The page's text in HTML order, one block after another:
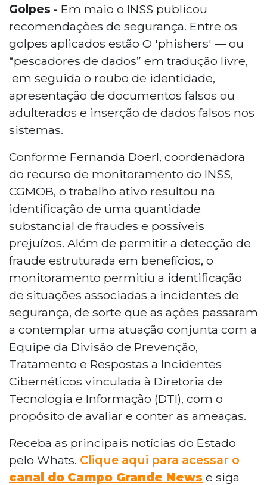
Golpes - Em maio o INSS publicou
recomendações de segurança. Entre os
golpes aplicados estão O 'phishers' — ou
“pescadores de dados” em tradução livre,
em seguida o roubo de identidade,
apresentação de documentos falsos ou
adulterados e inserção de dados falsos nos
sistemas.
Conforme Fernanda Doerl, coordenadora
do recurso de monitoramento do INSS,
CGMOB, o trabalho ativo resultou na
identificação de uma quantidade
substancial de fraudes e possíveis
prejuízos. Além de permitir a detecção de
fraude estruturada em benefícios, o
monitoramento permitiu a identificação
de situações associadas a incidentes de
segurança, de sorte que as ações passaram
a contemplar uma atuação conjunta com a
Equipe da Divisão de Prevenção,
Tratamento e Respostas a Incidentes
Cibernéticos vinculada à Diretoria de
Tecnologia e Informação (DTI), com o
propósito de avaliar e conter as ameaças.
Receba as principais notícias do Estado
pelo Whats. Clique aqui para acessar o
canal do Campo Grande News e siga